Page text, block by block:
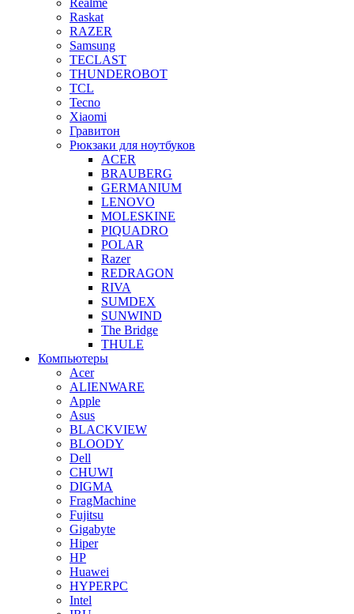
Realme
Raskat
RAZER
Samsung
TECLAST
THUNDEROBOT
TCL
Tecno
Xiaomi
Гравитон
Рюкзаки для ноутбуков
ACER
BRAUBERG
GERMANIUM
LENOVO
MOLESKINE
PIQUADRO
POLAR
Razer
REDRAGON
RIVA
SUMDEX
SUNWIND
The Bridge
THULE
Компьютеры
Acer
ALIENWARE
Apple
Asus
BLACKVIEW
BLOODY
Dell
CHUWI
DIGMA
FragMachine
Fujitsu
Gigabyte
Hiper
HP
Huawei
HYPERPC
Intel